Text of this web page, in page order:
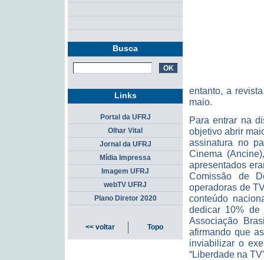
entanto, a
maio.
Para entrar na
objetivo abrir
assinatura no
Cinema
apresentados
Comissão de
operadoras de
conteúdo
dedicar 10% de
Associação
afirmando que
inviabilizar o
“Liberdade na
Busca
Links
Portal da UFRJ
Olhar Vital
Jornal da UFRJ
Mídia Impressa
Imagem UFRJ
webTV UFRJ
Plano Diretor 2020
<< voltar Topo